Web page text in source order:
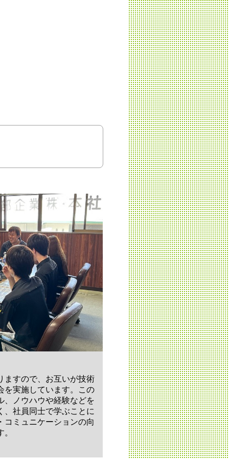
ますので、お互いが技術
を実施しています。この
、ノウハウや経験などを
、社員同士で学ぶことに
コミュニケーションの向